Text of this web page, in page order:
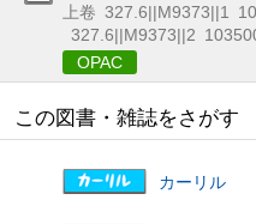
上卷 327.6||M9373||1
327.6||M9373||2
OPAC
この図書・雑誌をさがす
カーリル